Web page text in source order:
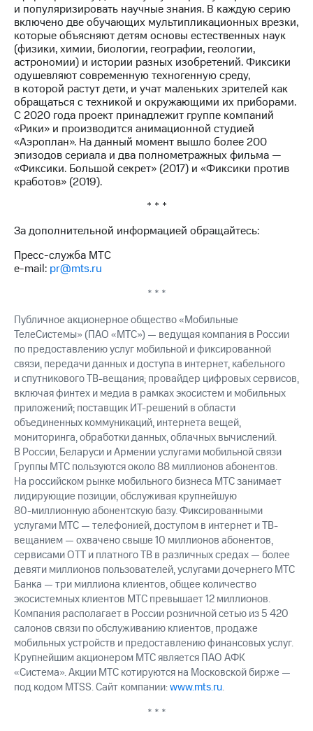
и популяризировать научные знания. В каждую серию
включено две обучающих мультипликационных врезки,
которые объясняют детям основы естественных наук
(физики, химии, биологии, географии, геологии,
астрономии) и истории разных изобретений. Фиксики
одушевляют современную техногенную среду,
в которой растут дети, и учат маленьких зрителей как
обращаться с техникой и окружающими их приборами.
С 2020 года проект принадлежит группе компаний
«Рики» и производится анимационной студией
«Аэроплан». На данный момент вышло более 200
эпизодов сериала и два полнометражных фильма —
«Фиксики. Большой секрет» (2017) и «Фиксики против
кработов» (2019).
* * *
За дополнительной информацией обращайтесь:
Пресс-служба МТС
e-mail: pr@mts.ru
* * *
Публичное акционерное общество «Мобильные
ТелеСистемы» (ПАО «МТС») — ведущая компания в России
по предоставлению услуг мобильной и фиксированной
связи, передачи данных и доступа в интернет, кабельного
и спутникового ТВ-вещания; провайдер цифровых сервисов,
включая финтех и медиа в рамках экосистем и мобильных
приложений; поставщик ИТ-решений в области
объединенных коммуникаций, интернета вещей,
мониторинга, обработки данных, облачных вычислений.
В России, Беларуси и Армении услугами мобильной связи
Группы МТС пользуются около 88 миллионов абонентов.
На российском рынке мобильного бизнеса МТС занимает
лидирующие позиции, обслуживая крупнейшую
80-миллионнуюабонентскую базу. Фиксированными
услугами МТС — телефонией, доступом в интернет и ТВ-
вещанием — охвачено свыше 10 миллионов абонентов,
сервисами OTT и платного ТВ в различных средах — более
девяти миллионов пользователей, услугами дочернего МТС
Банка — три миллиона клиентов, общее количество
экосистемных клиентов МТС превышает 12 миллионов.
Компания располагает в России розничной сетью из 5 420
салонов связи по обслуживанию клиентов, продаже
мобильных устройств и предоставлению финансовых услуг.
Крупнейшим акционером МТС является ПАО АФК
«Система». Акции МТС котируются на Московской бирже —
под кодом MTSS. Сайт компании:www.mts.ru.
* * *